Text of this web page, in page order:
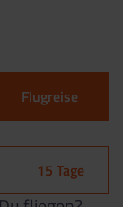
Flugreise
15 Tage